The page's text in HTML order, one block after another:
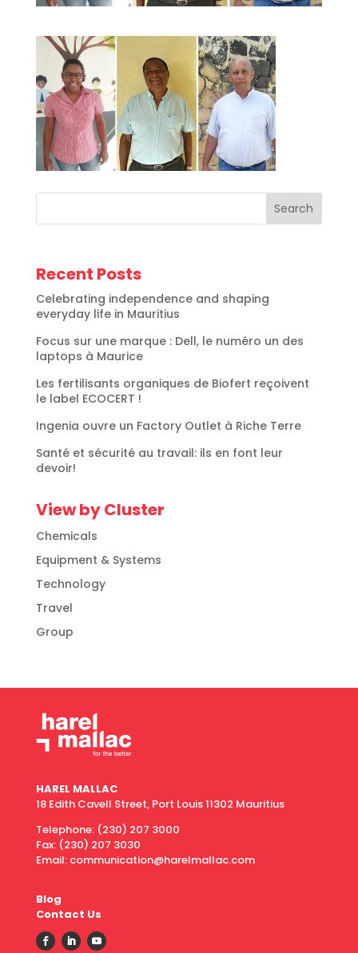
Search
Recent Posts
Celebrating independence and shaping
everyday life in Mauritius
Focus sur une marque : Dell, le numéro un des
laptops à Maurice
Les fertilisants organiques de Biofert reçoivent
le label ECOCERT !
Ingenia ouvre un Factory Outlet à Riche Terre
Santé et sécurité au travail: ils en font leur
devoir!
View by Cluster
Chemicals
Equipment & Systems
Technology
Travel
Group
HAREL MALLAC
18 Edith Cavell Street, Port Louis 11302 Mauritius
Telephone: (230) 207 3000
Fax: (230) 207 3030
Email: communication@harelmallac.com
Blog
Contact Us